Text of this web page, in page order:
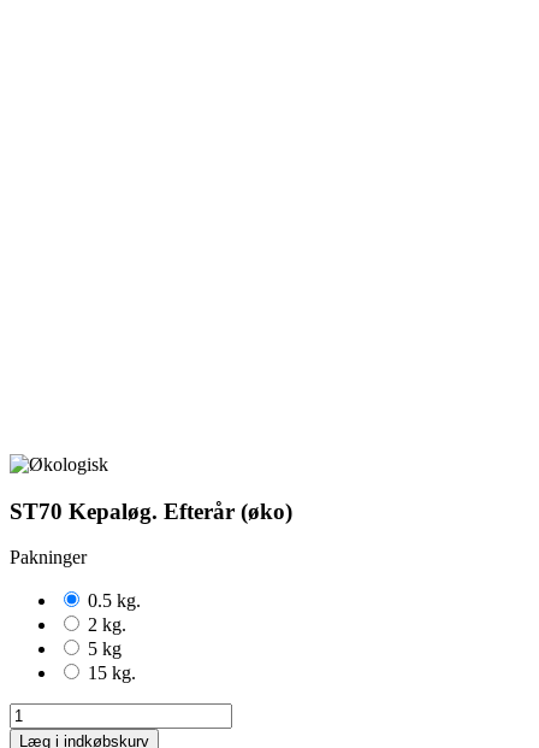
ST70 Kepaløg. Efterår (øko)
Pakninger
0.5 kg.
2 kg.
5 kg
15 kg.
Læg i indkøbskurv